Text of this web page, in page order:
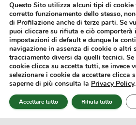
CHI SIAMO DOVE SIAMO
DISCLAIMER CONTATTI
Affari Miei® è un marchio registrato di
IVA 11603570018 - Sede in Torino presso
Copyright © 2014-2025 -Privacy
Questo Sito utilizza alcuni tipi di cookie
corretto funzionamento dello stesso,
di Profilazione anche di terze parti. Se
puoi cliccare su rifiuta e ciò comporterà
impostazioni di default e dunque la
navigazione in assenza di cookie o altri
tracciamento diversi da quelli tecnici.
cookie clicca su accetta tutti, se invece
selezionare i cookie da accettare clicca
saperne di più consulta la Privacy Policy.
Accettare tutto Rifiuta tutto